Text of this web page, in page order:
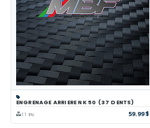
ENGRENAGE ARRIERE NK 50 (37 DENTS)
11 inv. 59.99$